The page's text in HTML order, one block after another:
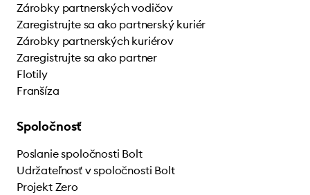
Zárobky partnerských vodičov
Zaregistrujte sa ako partnerský kuriér
Zárobky partnerských kuriérov
Zaregistrujte sa ako partner
Flotily
Franšíza
Spoločnosť
Poslanie spoločnosti Bolt
Udržateľnosť v spoločnosti Bolt
Projekt Zero